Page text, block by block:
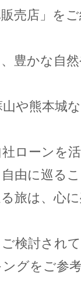
売店」を
豊かな自
や熊本城
ローンを
由に巡る
旅は、心
検討され
グをご参